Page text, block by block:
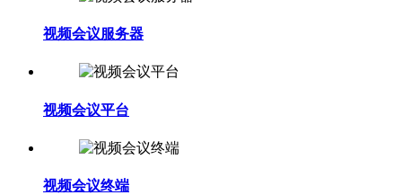
视频会议服务器
视频会议平台
视频会议终端